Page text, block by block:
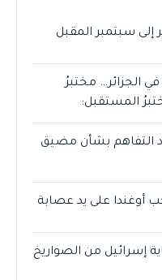
سبتمبر المقبل
الجزائر… مختبرُ
المستقبل:
التفاهم بشأن مضيق
أوغندا على يد عصابة
إسرائيل من الصواريخ